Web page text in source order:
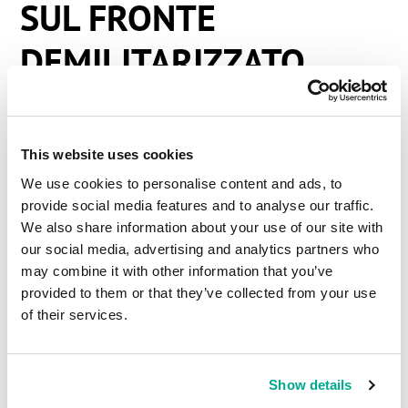
This website uses cookies
We use cookies to personalise content and ads, to
provide social media features and to analyse our traffic.
We also share information about your use of our site with
our social media, advertising and analytics partners who
may combine it with other information that you’ve
provided to them or that they’ve collected from your use
of their services.
Show details
SUL FRONTE
DEMILITARIZZATO
ALTAMENTE
MILITARIZZATO
Questo è un posto moooooolto strano. È un posto
completamente isolato dal mondo (isolato dagli
uomini – non isolato dalla natura come lo è ad
esempioKamchatka). Infatti è più isolato delle
centrali nucleari di Chernobyl o di Fukushima.
può né via terra né via etere). Ne sareste colpiti!